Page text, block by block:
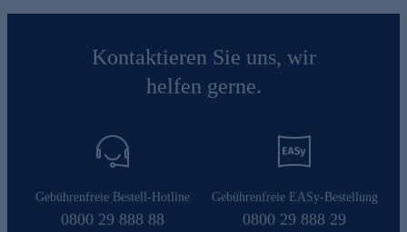
Kontaktieren Sie uns, wir
helfen gerne.
Gebührenfreie Bestell-Hotline
0800 29 888 88
Gebührenfreie EASy-Bestellung
0800 29 888 29